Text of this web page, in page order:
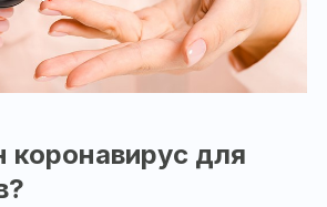
коронавирус для